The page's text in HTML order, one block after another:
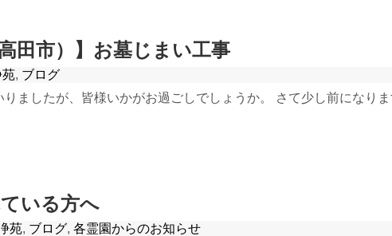
田市）】お墓じまい工事
苑, ブログ
ましたが、皆様いかがお過ごしでしょうか。 さて少し前になり
いる方へ
苑, ブログ,各霊園からのお知らせ